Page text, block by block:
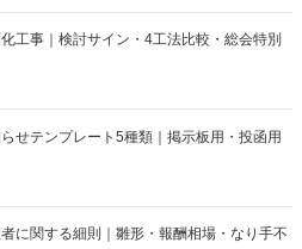
工事｜検討サイン・4工法比較・総会特別
せテンプレート5種類｜掲示板用・投函用
に関する細則｜雛形・報酬相場・なり手不